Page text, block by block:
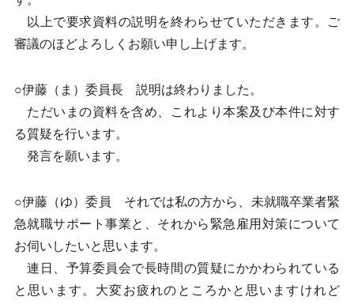
以上で要求資料の説明を終わらせていただきます。ご
審議のほどよろしくお願い申し上げます。
○伊藤（ま）委員長 説明は終わりました。
ただいまの資料を含め、これより本案及び本件に対す
る質疑を行います。
発言を願います。
○伊藤（ゆ）委員 それでは私の方から、未就職卒業者緊
急就職サポート事業と、それから緊急雇用対策について
お伺いしたいと思います。
連日、予算委員会で長時間の質疑にかかわられている
と思います。大変お疲れのところかと思いますけれど